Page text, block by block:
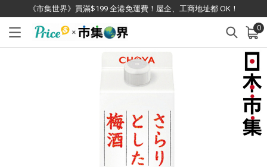
《市集世界》買滿$199 全港免運費！屋企、工商地址都 OK！
0
已加入購物車 查看